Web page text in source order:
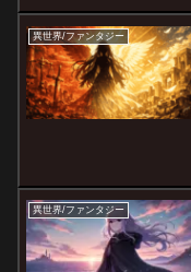
異世界/ファンタジー
異世界/ファンタジー